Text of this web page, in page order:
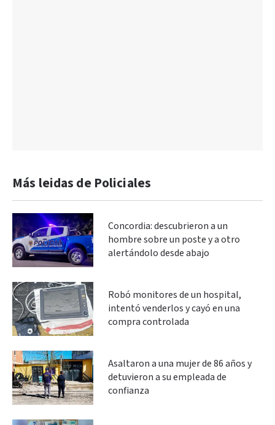
Más leidas de Policiales
Concordia: descubrieron a un
hombre sobre un poste y a otro
alertándolo desde abajo
Robó monitores de un hospital,
intentó venderlos y cayó en una
compra controlada
Asaltaron a una mujer de 86 años y
detuvieron a su empleada de
confianza